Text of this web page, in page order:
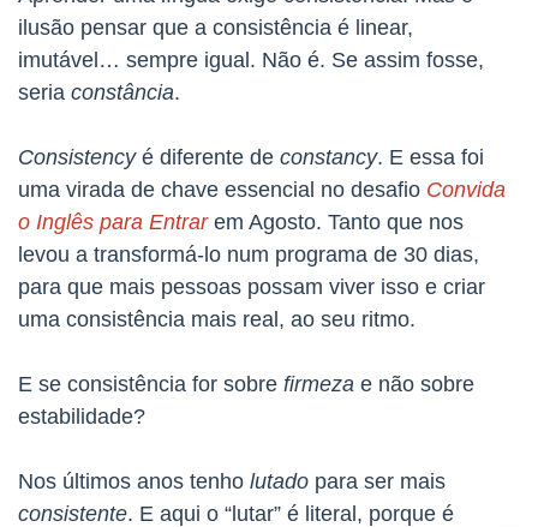
ilusão pensar que a consistência é linear,
imutável… sempre igual. Não é. Se assim fosse,
seria constância.
Consistencyé diferente de constancy. E essa foi
uma virada de chave essencial no desafio Convida
o Inglês para Entrarem Agosto. Tanto que nos
levou a transformá-lo num programa de 30 dias,
para que mais pessoas possam viver isso e criar
uma consistência mais real, ao seu ritmo.
E se consistência for sobre firmeza e não sobre
estabilidade?
Nos últimos anos tenho lutado para ser mais
consistente. E aqui o “lutar” é literal, porque é